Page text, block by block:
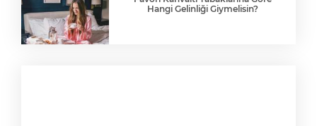
Hangi Gelinliği Giymelisin?